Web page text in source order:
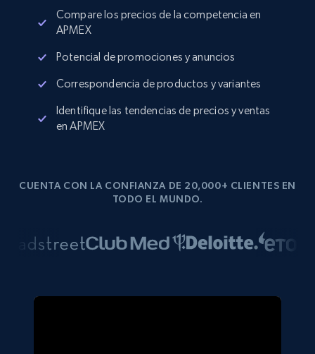
Compare los precios de la competencia en
APMEX
Potencial de promociones y anuncios
Correspondencia de productos y variantes
Identifique las tendencias de precios y ventas
en APMEX
CUENTA CON LA CONFIANZA DE 20,000+ CLIENTES EN
TODO EL MUNDO.